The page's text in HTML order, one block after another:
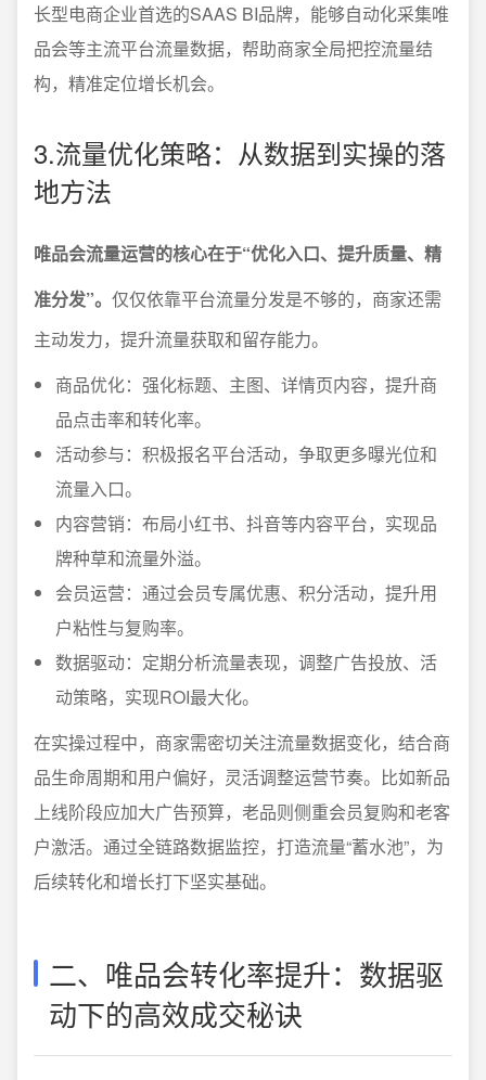
长型电商企业首选的SAAS BI品牌，能够自动化采集唯
品会等主流平台流量数据，帮助商家全局把控流量结
构，精准定位增长机会。
3.流量优化策略：从数据到实操的落
地方法
唯品会流量运营的核心在于“优化入口、提升质量、精
准分发”。 仅仅依靠平台流量分发是不够的，商家还需
主动发力，提升流量获取和留存能力。
商品优化：强化标题、主图、详情页内容，提升商
品点击率和转化率。
活动参与：积极报名平台活动，争取更多曝光位和
流量入口。
内容营销：布局小红书、抖音等内容平台，实现品
牌种草和流量外溢。
会员运营：通过会员专属优惠、积分活动，提升用
户粘性与复购率。
数据驱动：定期分析流量表现，调整广告投放、活
动策略，实现ROI最大化。
在实操过程中，商家需密切关注流量数据变化，结合商
品生命周期和用户偏好，灵活调整运营节奏。比如新品
上线阶段应加大广告预算，老品则侧重会员复购和老客
户激活。通过全链路数据监控，打造流量“蓄水池”，为
后续转化和增长打下坚实基础。
二、唯品会转化率提升：数据驱
动下的高效成交秘诀